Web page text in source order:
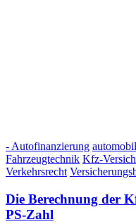
- Autofinanzierung
Fahrzeugtechnik Kfz-
Verkehrsrecht
Die Berechnung der
PS-Zahl